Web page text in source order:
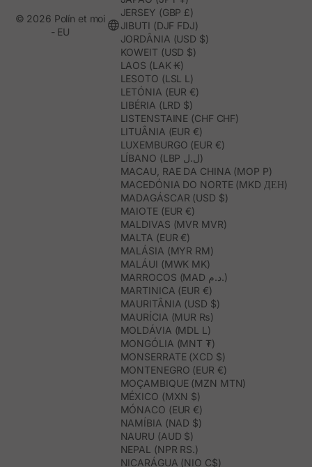
JERSEY (GBP £)
JIBUTI (DJF FDJ)
JORDÂNIA (USD $)
KOWEIT (USD $)
LAOS (LAK ₭)
LESOTO (LSL L)
LETÓNIA (EUR €)
LIBÉRIA (LRD $)
LISTENSTAINE (CHF CHF)
LITUÂNIA (EUR €)
LUXEMBURGO (EUR €)
LÍBANO (LBP ل.ل)
MACAU, RAE DA CHINA (MOP P)
MACEDÓNIA DO NORTE (MKD ДЕН)
MADAGÁSCAR (USD $)
MAIOTE (EUR €)
MALDIVAS (MVR MVR)
MALTA (EUR €)
MALÁSIA (MYR RM)
MALÁUI (MWK MK)
MARROCOS (MAD د.م.)
MARTINICA (EUR €)
MAURITÂNIA (USD $)
MAURÍCIA (MUR ₨)
MOLDÁVIA (MDL L)
MONGÓLIA (MNT ₮)
MONSERRATE (XCD $)
MONTENEGRO (EUR €)
MOÇAMBIQUE (MZN MTN)
MÉXICO (MXN $)
MÓNACO (EUR €)
NAMÍBIA (NAD $)
NAURU (AUD $)
NEPAL (NPR RS.)
NICARÁGUA (NIO C$)
© 2026 Polín et moi
- EU